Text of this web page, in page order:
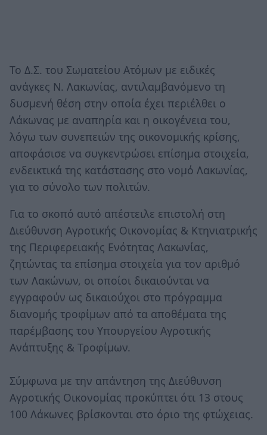
Το Δ.Σ. του Σωματείου Ατόμων με ειδικές
ανάγκες Ν. Λακωνίας, αντιλαμβανόμενο τη
δυσμενή θέση στην οποία έχει περιέλθει ο
Λάκωνας με αναπηρία και η οικογένεια του,
λόγω των συνεπειών της οικονομικής κρίσης,
αποφάσισε να συγκεντρώσει επίσημα στοιχεία,
ενδεικτικά της κατάστασης στο νομό Λακωνίας,
για το σύνολο των πολιτών.
Για το σκοπό αυτό απέστειλε επιστολή στη
Διεύθυνση Αγροτικής Οικονομίας & Κτηνιατρικής
της Περιφερειακής Ενότητας Λακωνίας,
ζητώντας τα επίσημα στοιχεία για τον αριθμό
των Λακώνων, οι οποίοι δικαιούνται να
εγγραφούν ως δικαιούχοι στο πρόγραμμα
διανομής τροφίμων από τα αποθέματα της
παρέμβασης του Υπουργείου Αγροτικής
Ανάπτυξης & Τροφίμων.
Σύμφωνα με την απάντηση της Διεύθυνση
Αγροτικής Οικονομίας προκύπτει ότι 13 στους
100 Λάκωνες βρίσκονται στο όριο της φτώχειας.